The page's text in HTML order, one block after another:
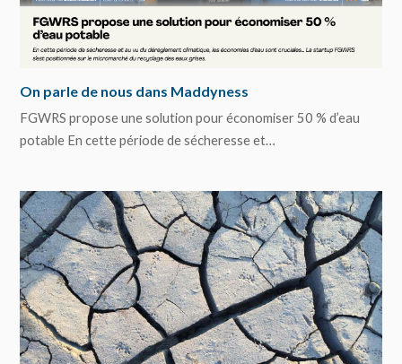
On parle de nous dans Maddyness
FGWRS propose une solution pour économiser 50 % d’eau
potable En cette période de sécheresse et…